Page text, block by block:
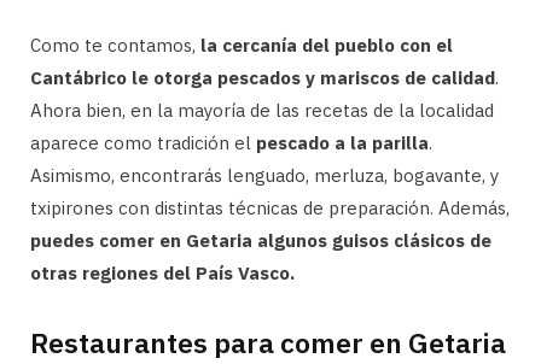
Como te contamos, la cercanía del pueblo con el
Cantábrico le otorga pescados y mariscos de calidad.
Ahora bien, en la mayoría de las recetas de la localidad
aparece como tradición el pescado a la parilla.
Asimismo, encontrarás lenguado, merluza, bogavante, y
txipirones con distintas técnicas de preparación. Además,
puedes comer en Getaria algunos guisos clásicos de
otras regiones del País Vasco.
Restaurantes para comer en Getaria